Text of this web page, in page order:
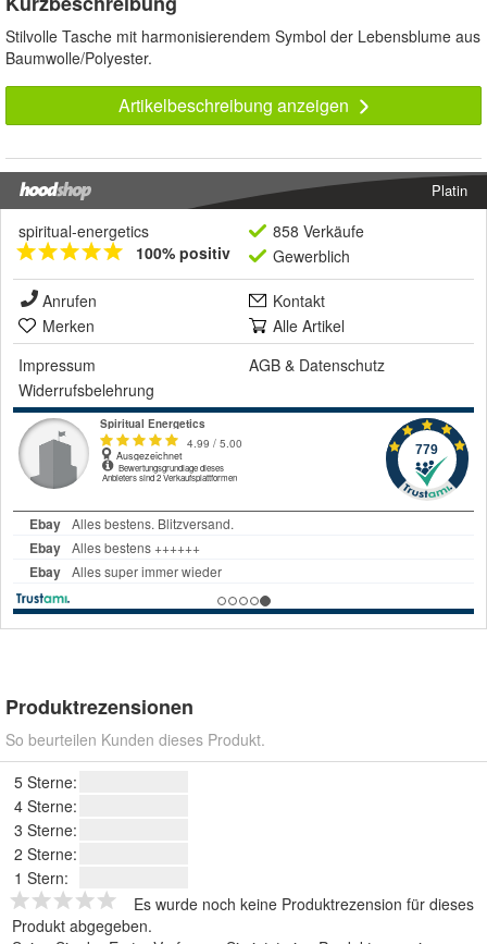
Stilvolle Tasche mit harmonisierendem Symbol der Lebensblume aus
Baumwolle/Polyester.
Artikelbeschreibung anzeigen
Platin
spiritual-energetics
100% positiv
858 Verkäufe
Gewerblich
Anrufen
Kontakt
Merken
Alle Artikel
Impressum
AGB & Datenschutz
Widerrufsbelehrung
Produktrezensionen
So beurteilen Kunden dieses Produkt.
5 Sterne:
4 Sterne:
3 Sterne:
2 Sterne:
1 Stern:
Es wurde noch keine Produktrezension für dieses
Produkt abgegeben.